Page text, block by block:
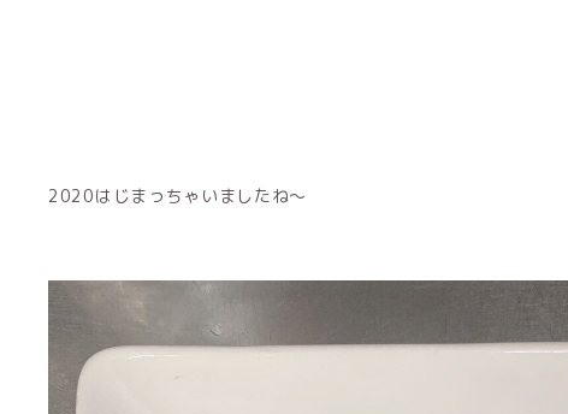
2020はじまっちゃいましたね〜